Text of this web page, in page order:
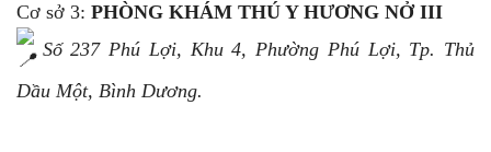
Cơ sở 3: PHÒNG KHÁM THÚ Y HƯƠNG NỞ III
Số 237 Phú Lợi, Khu 4, Phường Phú Lợi, Tp. Thủ
Dầu Một, Bình Dương.